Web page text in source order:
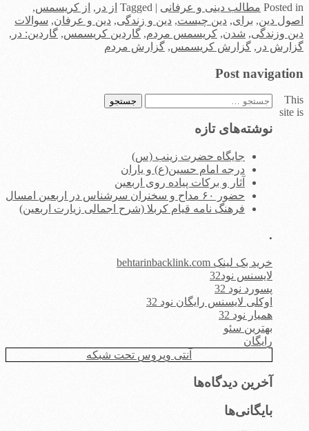
Posted in مطالب دینی و عرفانی |
Tagged از در , از کریسمس,
اصول دین, برای, دین چیست, دین و زندگی, دین و عرفان, سوالات
دین وزندگی, شدن, کریسمس مردم, گاردین کریسمس, گاردین: در ,
گزارش در , گزارش کریسمس, گزارش مردم
Post navigation
جستجو
نوشته‌های تازه
جایگاه حضرت زینب (س)
درجه امام حسین(ع) و یاران
آثار و برکات پیاده روی اربعین
حضور ۶۰ مداح و سخنران سرشناس در اربعین امسال
فرهنگ نامه قیام کربلا (شرح اجمالی زیارت اربعین)
.
خرید بک لینک behtarinbacklink.com
لایسنس نود32
پسورد نود 32
اوکلی لایسنس رایگان نود 32
همیار نود 32
بهترین سئو
رایگان
آنتی ویروس تحت شبکه
آخرین دیدگاه‌ها
بایگانی‌ها
This
site is